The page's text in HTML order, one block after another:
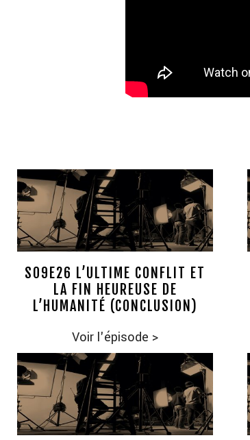
S09E26 L’ULTIME CONFLIT ET
LA FIN HEUREUSE DE
L’HUMANITÉ (CONCLUSION)
Voir l'épisode >